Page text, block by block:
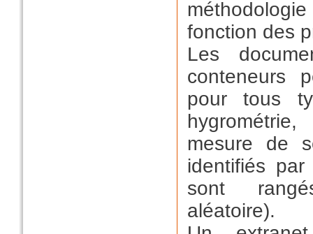
fonction des
Les
conteneurs
pour tous
mesure de
identifiés
sont
aléatoire).